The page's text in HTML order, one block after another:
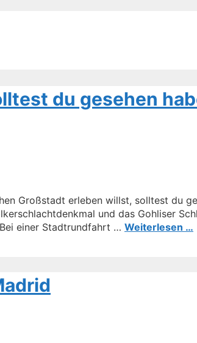
du gesehen
Großstadt erleben willst, solltest du
und das Gohliser
einer Stadtrundfahrt … Weiterlesen …